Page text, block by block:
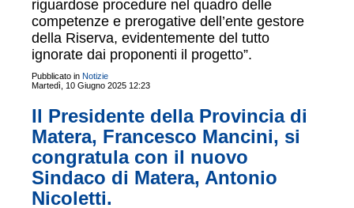
riguardose procedure nel quadro delle
competenze e prerogative dell’ente gestore
della Riserva, evidentemente del tutto
ignorate dai proponenti il progetto”.
Pubblicato in Notizie
Martedì, 10 Giugno 2025 12:23
Il Presidente della Provincia di
Matera, Francesco Mancini, si
congratula con il nuovo
Sindaco di Matera, Antonio
Nicoletti.